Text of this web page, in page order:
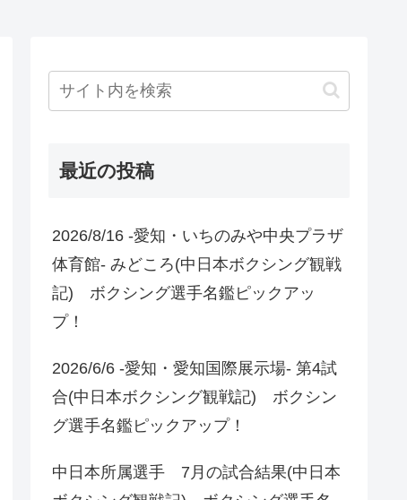
最近の投稿
2026/8/16 -愛知・いちのみや中央プラザ
体育館- みどころ(中日本ボクシング観戦
記) ボクシング選手名鑑ピックアッ
プ！
2026/6/6 -愛知・愛知国際展示場- 第4試
合(中日本ボクシング観戦記) ボクシン
グ選手名鑑ピックアップ！
中日本所属選手 7月の試合結果(中日本